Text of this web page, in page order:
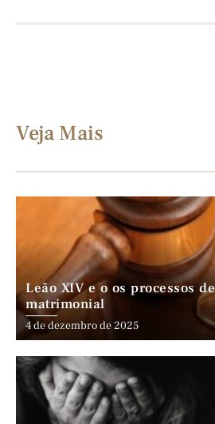
Veja Mais
Leão XIV e o os processos
matrimonial
4 de dezembro de 2025